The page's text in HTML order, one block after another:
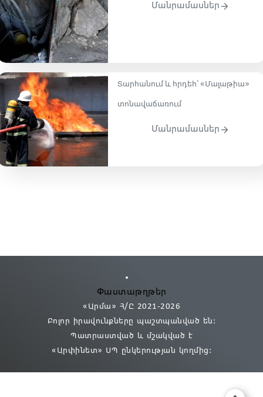
Մանրամասներ
Տարհանում և հրդեհ՝ «Մալաթիա»
տոնավաճառում
Մանրամասներ
Փաստաթղթեր
«Արմա» Հ/Ը 2021-2026
Բոլոր իրավունքները պաշտպանված են:
Պատրաստված և մշակված է
«Արփինետ» ՍՊ ընկերության կողմից։